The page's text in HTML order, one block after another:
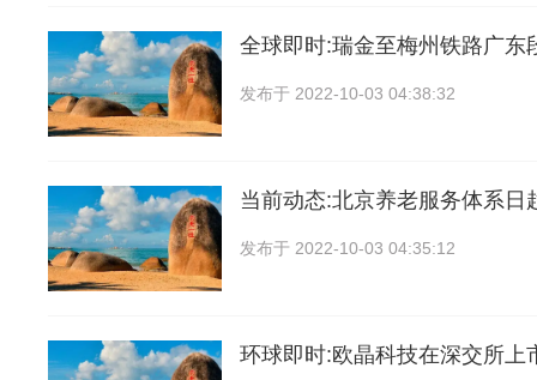
全球即时:瑞金至梅州铁路广东
发布于 2022-10-03 04:38:32
当前动态:北京养老服务体系日
发布于 2022-10-03 04:35:12
环球即时:欧晶科技在深交所上